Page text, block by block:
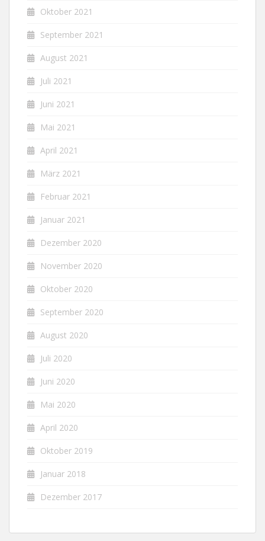
Oktober 2021
September 2021
August 2021
Juli 2021
Juni 2021
Mai 2021
April 2021
März 2021
Februar 2021
Januar 2021
Dezember 2020
November 2020
Oktober 2020
September 2020
August 2020
Juli 2020
Juni 2020
Mai 2020
April 2020
Oktober 2019
Januar 2018
Dezember 2017